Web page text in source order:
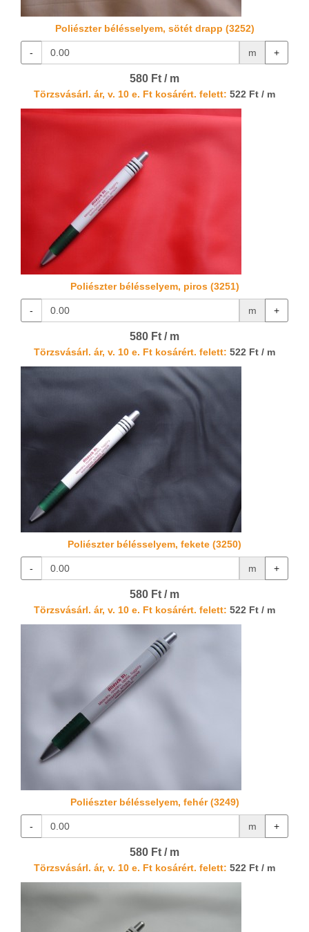
Poliészter bélésselyem, sötét drapp (3252)
- m +
580 Ft / m
Törzsvásárl. ár, v. 10 e. Ft kosárért. felett: 522 Ft / m
Poliészter bélésselyem, piros (3251)
- m +
580 Ft / m
Törzsvásárl. ár, v. 10 e. Ft kosárért. felett: 522 Ft / m
Poliészter bélésselyem, fekete (3250)
- m +
580 Ft / m
Törzsvásárl. ár, v. 10 e. Ft kosárért. felett: 522 Ft / m
Poliészter bélésselyem, fehér (3249)
- m +
580 Ft / m
Törzsvásárl. ár, v. 10 e. Ft kosárért. felett: 522 Ft / m